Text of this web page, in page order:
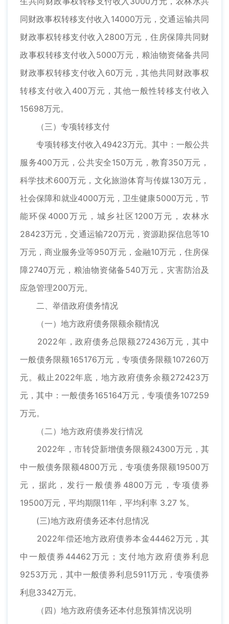
同财政事权转移支付收入14000万元，交通运输共同
财政事权转移支付收入2800万元，住房保障共同财
政事权转移支付收入5000万元，粮油物资储备共同
财政事权转移支付收入60万元，其他共同财政事权
转移支付收入400万元，其他一般性转移支付收入
15698万元。
（三）专项转移支付
专项转移支付收入49423万元。其中：一般公共
服务400万元，公共安全150万元，教育350万元，
科学技术600万元，文化旅游体育与传媒130万元，
社会保障和就业4000万元，卫生健康5000万元，节
能环保4000万元，城乡社区1200万元，农林水
28423万元，交通运输720万元，资源勘探信息等10
万元，商业服务业等950万元，金融10万元，住房保
障2740万元，粮油物资储备540万元，灾害防治及
应急管理200万元。
二、举借政府债务情况
（一）地方政府债务限额余额情况
2022年，政府债务总限额272436万元，其中
一般债务限额165176万元，专项债务限额107260万
元。截止2022年底，地方政府债务余额272423万
元，其中：一般债务165164万元，专项债务107259
万元。
（二）地方政府债券发行情况
2022年，市转贷新增债务限额24300万元，其
中一般债务限额4800万元，专项债务限额19500万
元，据此，发行一般债券4800万元，专项债券
19500万元，平均期限11年，平均利率 3.27 %。
(三)地方政府债务还本付息情况
2022年偿还地方政府债券本金44462万元，其
中一般债券44462万元；支付地方政府债券利息
9253万元，其中一般债券利息5911万元，专项债券
利息3342万元。
（四）地方政府债务还本付息预算情况说明